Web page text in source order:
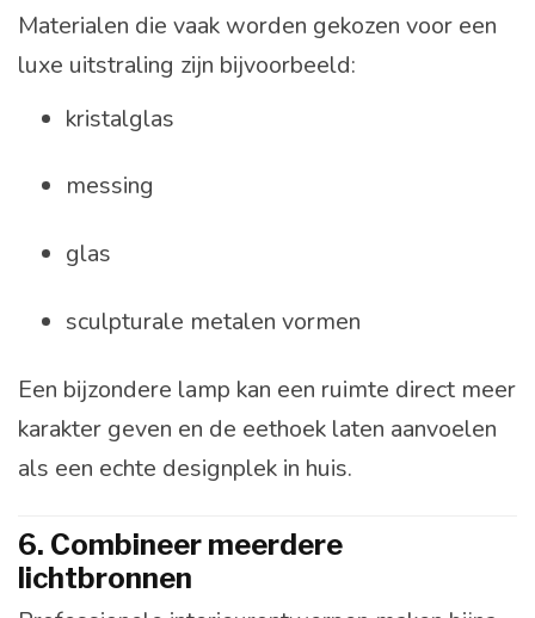
Materialen die vaak worden gekozen voor een
luxe uitstraling zijn bijvoorbeeld:
kristalglas
messing
glas
sculpturale metalen vormen
Een bijzondere lamp kan een ruimte direct meer
karakter geven en de eethoek laten aanvoelen
als een echte designplek in huis.
6. Combineer meerdere
lichtbronnen